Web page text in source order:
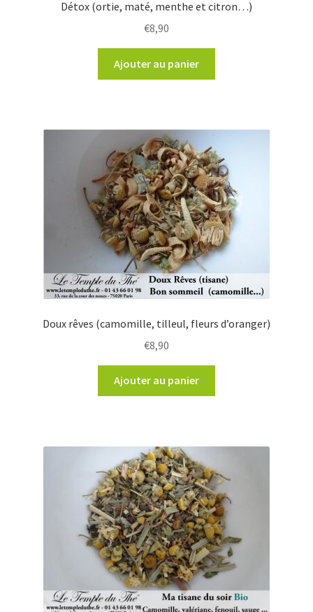
Détox (ortie, maté, menthe et citron…)
€8,90
Ajouter au panier
Doux rêves (camomille, tilleul, fleurs d’oranger)
€8,90
Ajouter au panier